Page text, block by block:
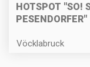
HOTSPOT "SO!
PESENDORFER"
Vöcklabruck